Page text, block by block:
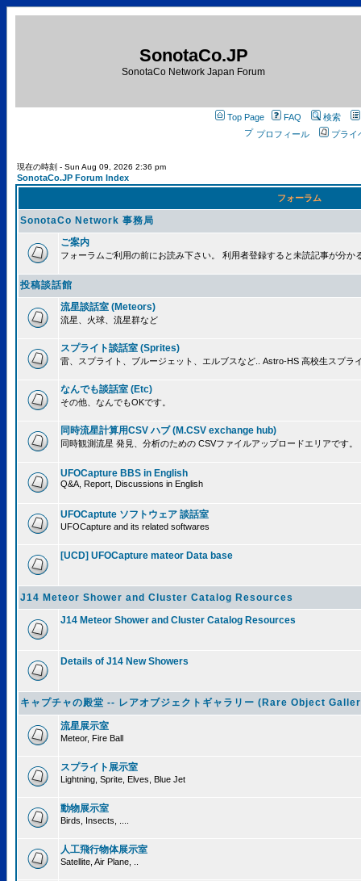
SonotaCo.JP
SonotaCo Network Japan Forum
Top Page FAQ
検索
プロフィール
プライ
現在の時刻 - Sun Aug 09, 2026 2:36 pm
SonotaCo.JP Forum Index
フォーラム
SonotaCo Network 事務局
ご案内
フォーラムご利用の前にお読み下さい。 利用者登録すると未読記事が分か
投稿談話館
流星談話室 (Meteors)
流星、火球、流星群など
スプライト談話室 (Sprites)
雷、スプライト、ブルージェット、エルブスなど.. Astro-HS 高校生スプラ
なんでも談話室 (Etc)
その他、なんでもOKです。
同時流星計算用CSV ハブ (M.CSV exchange hub)
同時観測流星 発見、分析のための CSVファイルアップロードエリアです。
UFOCapture BBS in English
Q&A, Report, Discussions in English
UFOCaptute ソフトウェア 談話室
UFOCapture and its related softwares
[UCD] UFOCapture mateor Data base
J14 Meteor Shower and Cluster Catalog Resources
J14 Meteor Shower and Cluster Catalog Resources
Details of J14 New Showers
キャプチャの殿堂 -- レアオブジェクトギャラリー (Rare Object
流星展示室
Meteor, Fire Ball
スプライト展示室
Lightning, Sprite, Elves, Blue Jet
動物展示室
Birds, Insects, ....
人工飛行物体展示室
Satellite, Air Plane, ..